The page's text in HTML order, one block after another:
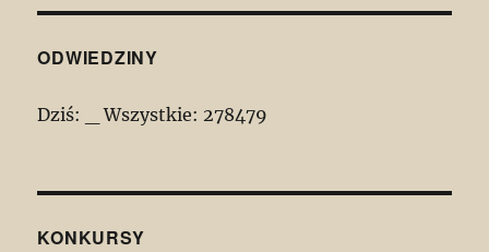
ODWIEDZINY
Dziś: Wszystkie: 278479
KONKURSY